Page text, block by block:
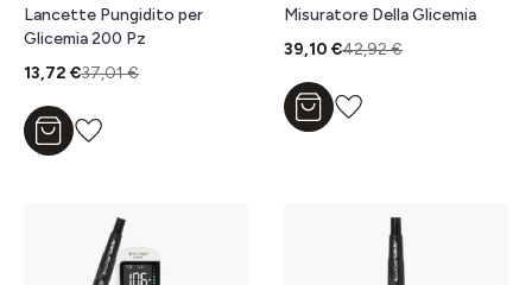
Lancette Pungidito per
Glicemia 200 Pz
13,72 €37,01 €
Aggiungi al carrello
Misuratore Della Glicemia
39,10 €42,92 €
Aggiungi al carrello